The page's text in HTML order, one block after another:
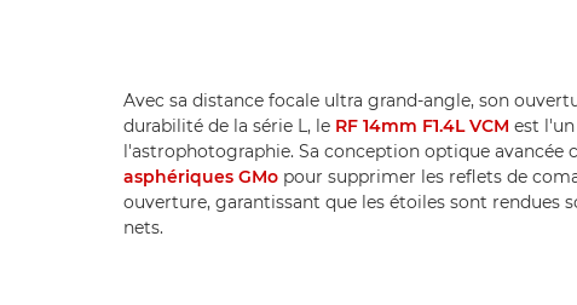
Avec sa distance focale ultra grand-angle, son
durabilité de la série L, le RF 14mm F1.4L VCM est
l'astrophotographie. Sa conception optique avancée
asphériques GMo pour supprimer les reflets de
ouverture, garantissant que les étoiles sont rendues
nets.